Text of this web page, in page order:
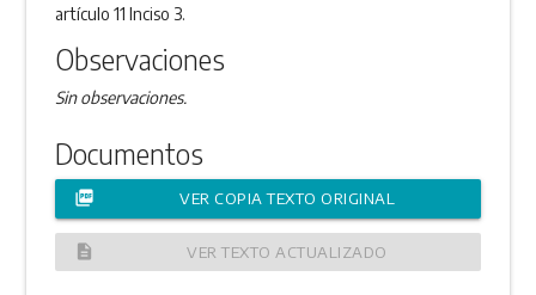
artículo 11 Inciso 3.
Observaciones
Sin observaciones.
Documentos
picture_as_pdf VER COPIA TEXTO ORIGINAL
description VER TEXTO ACTUALIZADO